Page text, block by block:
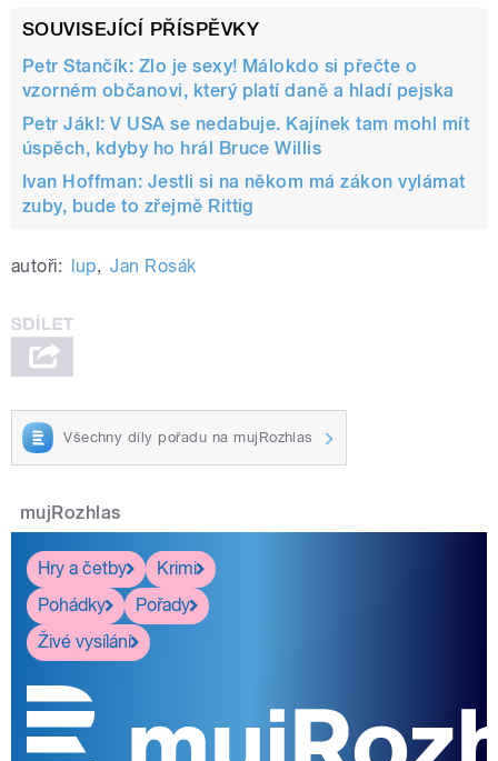
SOUVISEJÍCÍ PŘÍSPĚVKY
Petr Stančík: Zlo je sexy! Málokdo si přečte o
vzorném občanovi, který platí daně a hladí pejska
Petr Jákl: V USA se nedabuje. Kajínek tam mohl mít
úspěch, kdyby ho hrál Bruce Willis
Ivan Hoffman: Jestli si na někom má zákon vylámat
zuby, bude to zřejmě Rittig
autoři: lup, Jan Rosák
Všechny díly pořadu na mujRozhlas
mujRozhlas
Hry a četby
Krimi
Pohádky
Pořady
Živé vysílání